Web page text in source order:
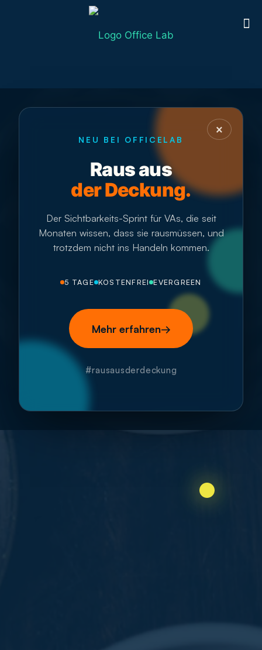
×
NEU BEI OFFICELAB
Raus aus
der Deckung.
Der Sichtbarkeits-Sprint für VAs, die seit
Monaten wissen, dass sie rausmüssen, und
trotzdem nicht ins Handeln kommen.
5 TAGE KOSTENFREI EVERGREEN
Mehr erfahren→
#rausausderdeckung